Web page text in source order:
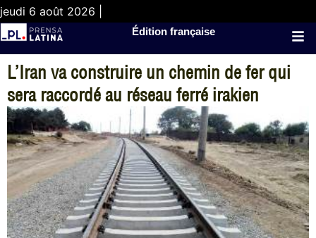
jeudi 6 août 2026 |
Édition française
L’Iran va construire un chemin de fer qui
sera raccordé au réseau ferré irakien